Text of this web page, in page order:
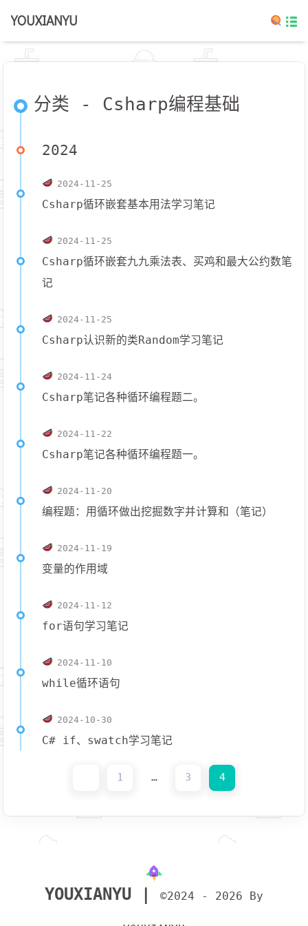
YOUXIANYU
分类 - Csharp编程基础
2024
2024-11-25
Csharp循环嵌套基本用法学习笔记
2024-11-25
Csharp循环嵌套九九乘法表、买鸡和最大公约数笔
记
2024-11-25
Csharp认识新的类Random学习笔记
2024-11-24
Csharp笔记各种循环编程题二。
2024-11-22
Csharp笔记各种循环编程题一。
2024-11-20
编程题：用循环做出挖掘数字并计算和（笔记）
2024-11-19
变量的作用域
2024-11-12
for语句学习笔记
2024-11-10
while循环语句
2024-10-30
C# if、swatch学习笔记
1 … 3 4
YOUXIANYU | ©2024 - 2026 By